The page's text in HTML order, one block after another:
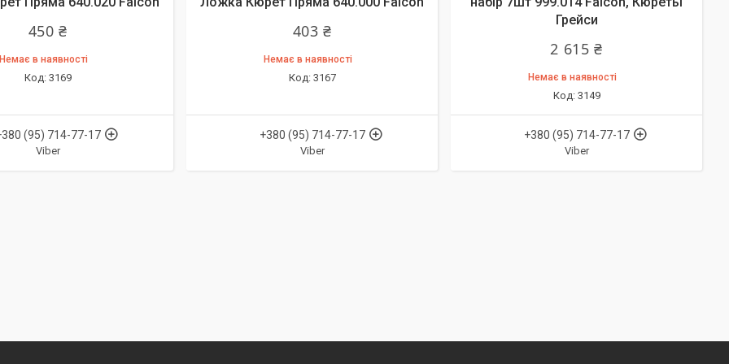
450 ₴
Немає в наявності
3169
(95) 714-77-17
Viber
403 ₴
Немає в наявності
3167
+380 (95) 714-77-17
Viber
Грейси
2 615 ₴
Немає в наявності
3149
+380 (95) 714-77-17
Viber